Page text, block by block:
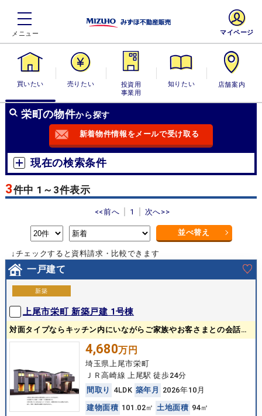
買いたい 売りたい
投資用・事業
用
知りたい 店舗案内
マイページ
栄町の物件から探す
新着物件情報をメールで受け取る
現在の検索条件
3件中 1～3件表示
<<前へ 1 次へ>>
並べ替え
↓チェックすると資料請求・比較できます
一戸建て
新築
上尾市栄町 新築戸建 1号棟
対面タイプならキッチン内にいながらご家族やお客さまとの会話が楽しめます！
4,680万円
埼玉県上尾市栄町
ＪＲ高崎線 上尾駅 徒歩24分
間 取 り 4LDK 築年 月
2026年10月
建物面積 101.02㎡ 土地面積 94㎡